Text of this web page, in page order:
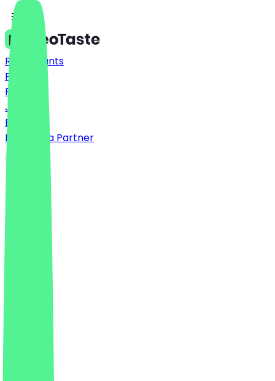
Restaurants
Prices
FAQ
Jobs
Blog
Become a Partner